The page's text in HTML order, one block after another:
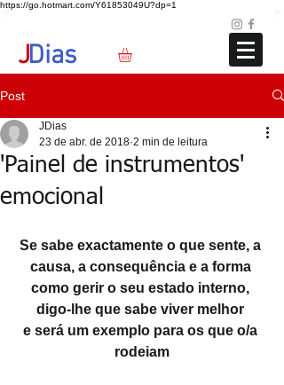
https://go.hotmart.com/Y61853049U?dp=1
JDias
Post
'Painel de instrumentos'
emocional
JDias
23 de abr. de 2018 2 min de leitura
Se sabe exactamente o que sente, a
causa, a consequência e a forma
como gerir o seu estado interno,
digo-lhe que sabe viver melhor
e será um exemplo para os que o/a
rodeiam